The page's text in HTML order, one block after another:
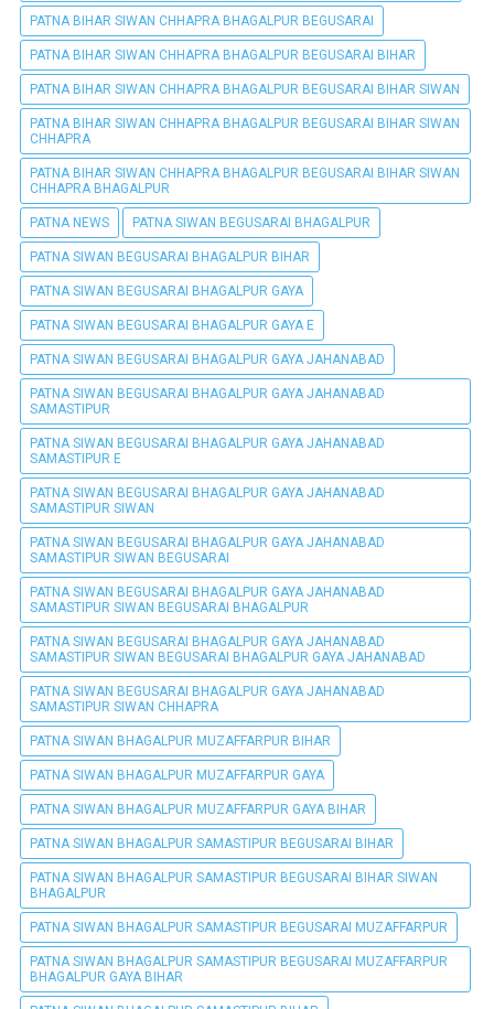
PATNA BIHAR SIWAN CHHAPRA BHAGALPUR BEGUSARAI
PATNA BIHAR SIWAN CHHAPRA BHAGALPUR BEGUSARAI BIHAR
PATNA BIHAR SIWAN CHHAPRA BHAGALPUR BEGUSARAI BIHAR SIWAN
PATNA BIHAR SIWAN CHHAPRA BHAGALPUR BEGUSARAI BIHAR SIWAN
CHHAPRA
PATNA BIHAR SIWAN CHHAPRA BHAGALPUR BEGUSARAI BIHAR SIWAN
CHHAPRA BHAGALPUR
PATNA NEWS PATNA SIWAN BEGUSARAI BHAGALPUR
PATNA SIWAN BEGUSARAI BHAGALPUR BIHAR
PATNA SIWAN BEGUSARAI BHAGALPUR GAYA
PATNA SIWAN BEGUSARAI BHAGALPUR GAYA E
PATNA SIWAN BEGUSARAI BHAGALPUR GAYA JAHANABAD
PATNA SIWAN BEGUSARAI BHAGALPUR GAYA JAHANABAD
SAMASTIPUR
PATNA SIWAN BEGUSARAI BHAGALPUR GAYA JAHANABAD
SAMASTIPUR E
PATNA SIWAN BEGUSARAI BHAGALPUR GAYA JAHANABAD
SAMASTIPUR SIWAN
PATNA SIWAN BEGUSARAI BHAGALPUR GAYA JAHANABAD
SAMASTIPUR SIWAN BEGUSARAI
PATNA SIWAN BEGUSARAI BHAGALPUR GAYA JAHANABAD
SAMASTIPUR SIWAN BEGUSARAI BHAGALPUR
PATNA SIWAN BEGUSARAI BHAGALPUR GAYA JAHANABAD
SAMASTIPUR SIWAN BEGUSARAI BHAGALPUR GAYA JAHANABAD
PATNA SIWAN BEGUSARAI BHAGALPUR GAYA JAHANABAD
SAMASTIPUR SIWAN CHHAPRA
PATNA SIWAN BHAGALPUR MUZAFFARPUR BIHAR
PATNA SIWAN BHAGALPUR MUZAFFARPUR GAYA
PATNA SIWAN BHAGALPUR MUZAFFARPUR GAYA BIHAR
PATNA SIWAN BHAGALPUR SAMASTIPUR BEGUSARAI BIHAR
PATNA SIWAN BHAGALPUR SAMASTIPUR BEGUSARAI BIHAR SIWAN
BHAGALPUR
PATNA SIWAN BHAGALPUR SAMASTIPUR BEGUSARAI MUZAFFARPUR
PATNA SIWAN BHAGALPUR SAMASTIPUR BEGUSARAI MUZAFFARPUR
BHAGALPUR GAYA BIHAR